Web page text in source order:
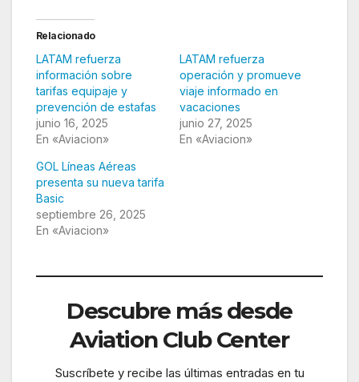
Relacionado
LATAM refuerza
información sobre
tarifas equipaje y
prevención de estafas
junio 16, 2025
En «Aviacion»
LATAM refuerza
operación y promueve
viaje informado en
vacaciones
junio 27, 2025
En «Aviacion»
GOL Líneas Aéreas
presenta su nueva tarifa
Basic
septiembre 26, 2025
En «Aviacion»
Descubre más desde
Aviation Club Center
Suscríbete y recibe las últimas entradas en tu